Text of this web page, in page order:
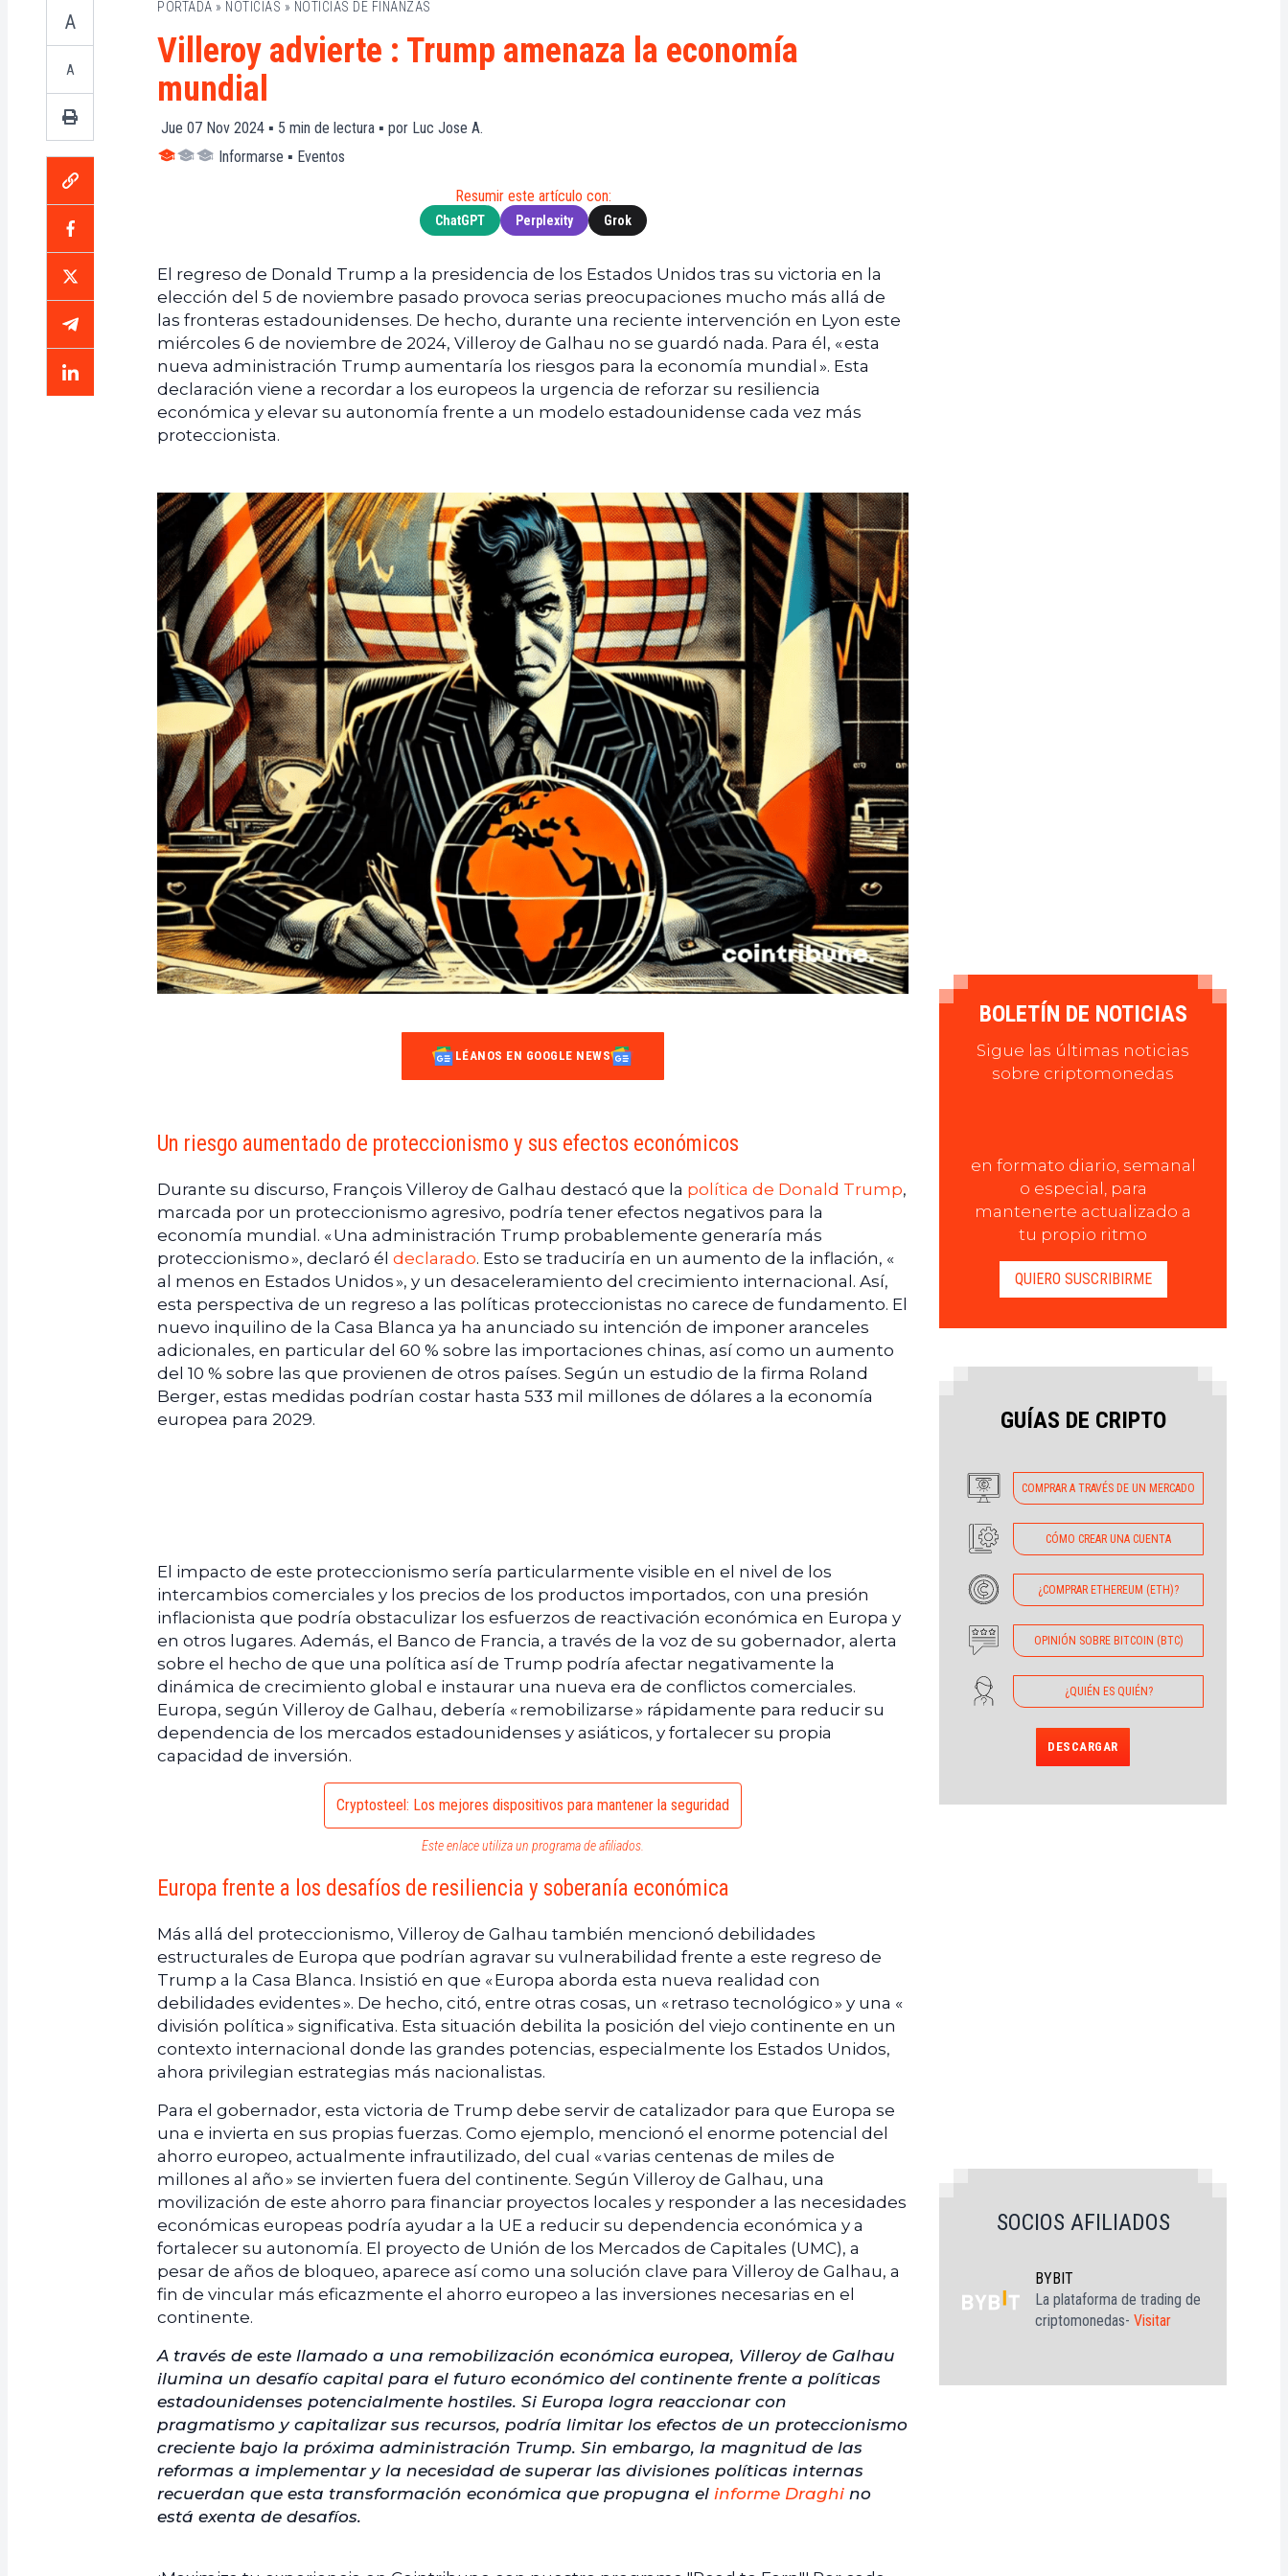
Noticias
de
Web3
XRP
(XRP)
Guía
Trading
A
A
PORTADA » NOTICIAS » NOTICIAS DE FINANZAS
Villeroy advierte : Trump amenaza la economía
mundial
Jue 07 Nov 2024 ▪ 5 min de lectura ▪ por Luc Jose A.
Informarse ▪ Eventos
Resumir este artículo con:
ChatGPT Perplexity Grok
El regreso de Donald Trump a la presidencia de los Estados Unidos tras su victoria en la
elección del 5 de noviembre pasado provoca serias preocupaciones mucho más allá de
las fronteras estadounidenses. De hecho, durante una reciente intervención en Lyon este
miércoles 6 de noviembre de 2024, Villeroy de Galhau no se guardó nada. Para él, « esta
nueva administración Trump aumentaría los riesgos para la economía mundial ». Esta
declaración viene a recordar a los europeos la urgencia de reforzar su resiliencia
económica y elevar su autonomía frente a un modelo estadounidense cada vez más
proteccionista.
LÉANOS EN GOOGLE NEWS
Un riesgo aumentado de proteccionismo y sus efectos económicos
Durante su discurso, François Villeroy de Galhau destacó que la política de Donald Trump,
marcada por un proteccionismo agresivo, podría tener efectos negativos para la
economía mundial. « Una administración Trump probablemente generaría más
proteccionismo », declaró él declarado. Esto se traduciría en un aumento de la inflación, «
al menos en Estados Unidos », y un desaceleramiento del crecimiento internacional. Así,
esta perspectiva de un regreso a las políticas proteccionistas no carece de fundamento. El
nuevo inquilino de la Casa Blanca ya ha anunciado su intención de imponer aranceles
adicionales, en particular del 60 % sobre las importaciones chinas, así como un aumento
del 10 % sobre las que provienen de otros países. Según un estudio de la firma Roland
Berger, estas medidas podrían costar hasta 533 mil millones de dólares a la economía
europea para 2029.
El impacto de este proteccionismo sería particularmente visible en el nivel de los
intercambios comerciales y los precios de los productos importados, con una presión
inflacionista que podría obstaculizar los esfuerzos de reactivación económica en Europa y
en otros lugares. Además, el Banco de Francia, a través de la voz de su gobernador, alerta
sobre el hecho de que una política así de Trump podría afectar negativamente la
dinámica de crecimiento global e instaurar una nueva era de conflictos comerciales.
Europa, según Villeroy de Galhau, debería « remobilizarse » rápidamente para reducir su
dependencia de los mercados estadounidenses y asiáticos, y fortalecer su propia
capacidad de inversión.
Cryptosteel: Los mejores dispositivos para mantener la seguridad
Este enlace utiliza un programa de afiliados.
Europa frente a los desafíos de resiliencia y soberanía económica
Más allá del proteccionismo, Villeroy de Galhau también mencionó debilidades
estructurales de Europa que podrían agravar su vulnerabilidad frente a este regreso de
Trump a la Casa Blanca. Insistió en que « Europa aborda esta nueva realidad con
debilidades evidentes ». De hecho, citó, entre otras cosas, un « retraso tecnológico » y una «
división política » significativa. Esta situación debilita la posición del viejo continente en un
contexto internacional donde las grandes potencias, especialmente los Estados Unidos,
ahora privilegian estrategias más nacionalistas.
Para el gobernador, esta victoria de Trump debe servir de catalizador para que Europa se
una e invierta en sus propias fuerzas. Como ejemplo, mencionó el enorme potencial del
ahorro europeo, actualmente infrautilizado, del cual « varias centenas de miles de
millones al año » se invierten fuera del continente. Según Villeroy de Galhau, una
movilización de este ahorro para financiar proyectos locales y responder a las necesidades
económicas europeas podría ayudar a la UE a reducir su dependencia económica y a
fortalecer su autonomía. El proyecto de Unión de los Mercados de Capitales (UMC), a
pesar de años de bloqueo, aparece así como una solución clave para Villeroy de Galhau, a
fin de vincular más eficazmente el ahorro europeo a las inversiones necesarias en el
continente.
A través de este llamado a una remobilización económica europea, Villeroy de Galhau
ilumina un desafío capital para el futuro económico del continente frente a políticas
estadounidenses potencialmente hostiles. Si Europa logra reaccionar con
pragmatismo y capitalizar sus recursos, podría limitar los efectos de un proteccionismo
creciente bajo la próxima administración Trump. Sin embargo, la magnitud de las
reformas a implementar y la necesidad de superar las divisiones políticas internas
recuerdan que esta transformación económica que propugna el informe Draghi no
está exenta de desafíos.
BOLETÍN DE NOTICIAS
Sigue las últimas noticias
sobre criptomonedas
en formato diario, semanal
o especial, para
mantenerte actualizado a
tu propio ritmo
QUIERO SUSCRIBIRME
GUÍAS DE CRIPTO
COMPRAR A TRAVÉS DE UN MERCADO
CÓMO CREAR UNA CUENTA
¿COMPRAR ETHEREUM (ETH)?
OPINIÓN SOBRE BITCOIN (BTC)
¿QUIÉN ES QUIÉN?
DESCARGAR
SOCIOS AFILIADOS
BYBIT
La plataforma de trading de
criptomonedas- Visitar